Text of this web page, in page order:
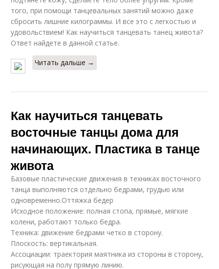
того, при помощи танцевальных занятий можно даже
сбросить лишние килограммы. И все это с легкостью и
удовольствием! Как научиться танцевать танец живота?
Ответ найдете в данной статье.
Читать дальше →
Как научиться танцевать
восточные танцы дома для
начинающих. Пластика в танце
живота
Базовые пластические движения в техниках восточного
танца выполняются отдельно бедрами, грудью или
одновременно.Оттяжка бедер
Исходное положение: полная стопа, прямые, мягкие
колени, работают только бедра.
Техника: движение бедрами четко в сторону.
Плоскость: вертикальная.
Ассоциации: траектория маятника из стороны в сторону,
рисующая на полу прямую линию.